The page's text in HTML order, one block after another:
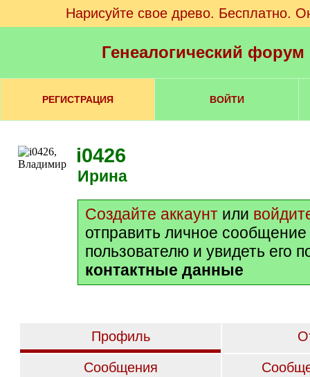
Нарисуйте свое древо. Бесплатно.
Генеалогический
РЕГИСТРАЦИЯ ВОЙТИ
i0426
Ирина
Создайте аккаунт или
отправить личное сообщение
пользователю и увидеть его
контактные данные
Профиль
Сообщения